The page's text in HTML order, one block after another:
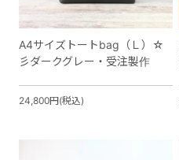
A4サイズトートbag（Ｌ）☆
彡ダークグレー・受注製作
24,800円(税込)